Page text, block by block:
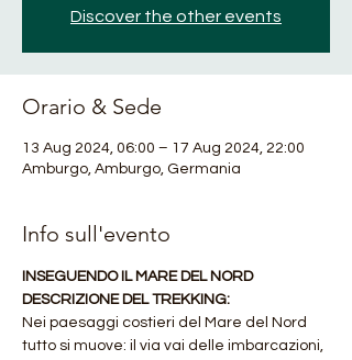
Discover the other events
Orario & Sede
13 Aug 2024, 06:00 – 17 Aug 2024, 22:00
Amburgo, Amburgo, Germania
Info sull'evento
INSEGUENDO IL MARE DEL NORD
DESCRIZIONE DEL TREKKING:
Nei paesaggi costieri del Mare del Nord
tutto si muove: il via vai delle imbarcazioni,